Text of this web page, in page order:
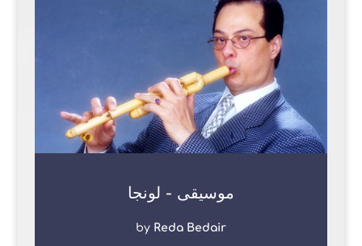
موسيقى - لونجا
by Reda Bedair